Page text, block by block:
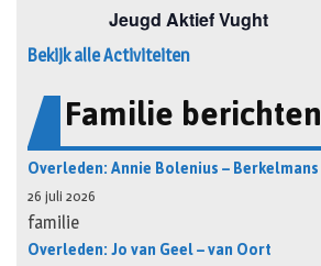
Bekijk alle Activiteiten
Familie berichten
Overleden: Annie Bolenius – Berkelmans
26 juli 2026
familie
Overleden: Jo van Geel – van Oort